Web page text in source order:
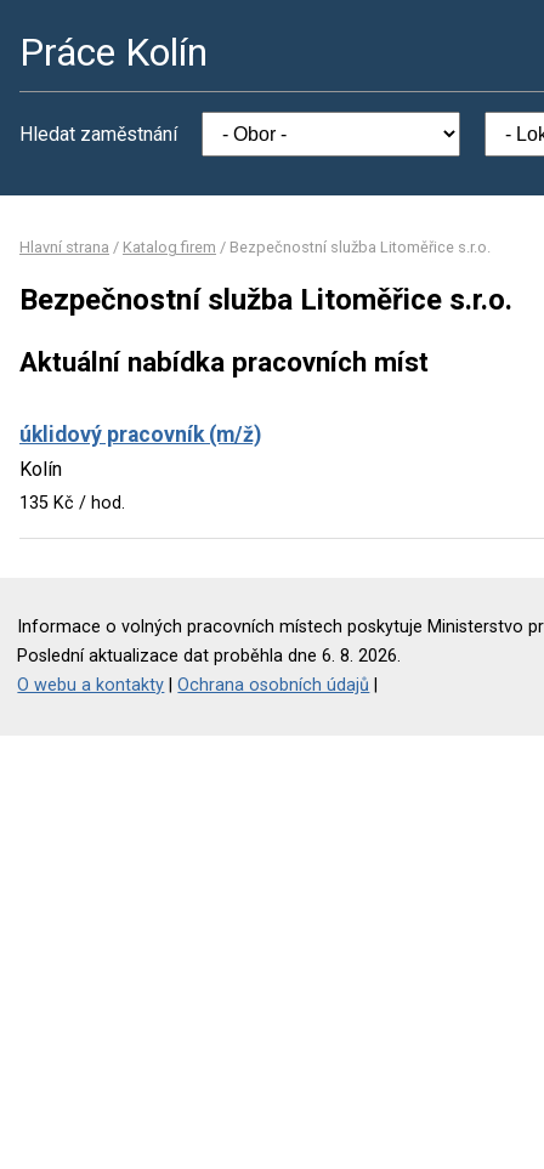
Práce Kolín
Hledat zaměstnání
Hlavní strana / Katalog firem / Bezpečnostní služba Litoměřice s.r.o.
Bezpečnostní služba Litoměřice s.r.o.
Aktuální nabídka pracovních míst
úklidový pracovník (m/ž)
Kolín
135 Kč / hod.
Informace o volných pracovních místech poskytuje Ministerstvo
Poslední aktualizace dat proběhla dne 6. 8. 2026.
O webu a kontakty |Ochrana osobních údajů